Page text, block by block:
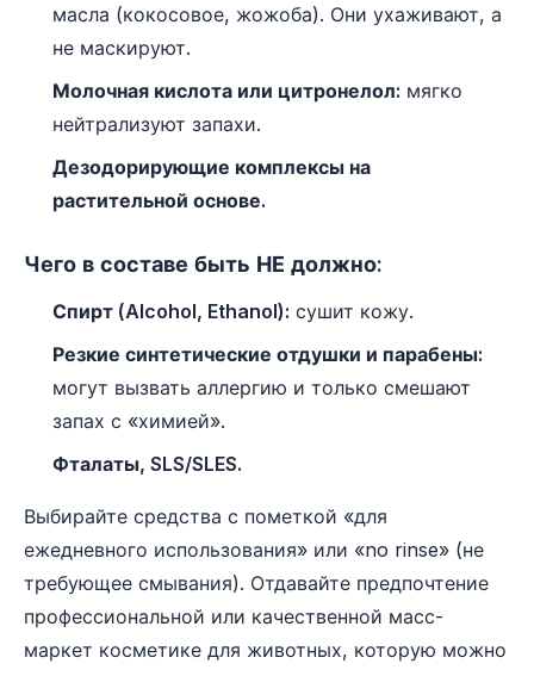
масла (кокосовое, жожоба). Они ухаживают, а
не маскируют.
Молочная кислота или цитронелол: мягко
нейтрализуют запахи.
Дезодорирующие комплексы на
растительной основе.
Чего в составе быть НЕ должно:
Спирт (Alcohol, Ethanol): сушит кожу.
Резкие синтетические отдушки и парабены:
могут вызвать аллергию и только смешают
запах с «химией».
Фталаты, SLS/SLES.
Выбирайте средства с пометкой «для
ежедневного использования» или «no rinse» (не
требующее смывания). Отдавайте предпочтение
профессиональной или качественной масс-
маркет косметике для животных, которую можно